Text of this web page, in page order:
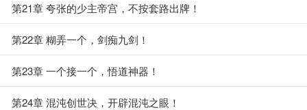
第21章 夸张的少主帝宫，不按套路出牌！
第22章 糊弄一个，剑痴九剑！
第23章 一个接一个，悟道神器！
第24章 混沌创世决，开辟混沌之眼！